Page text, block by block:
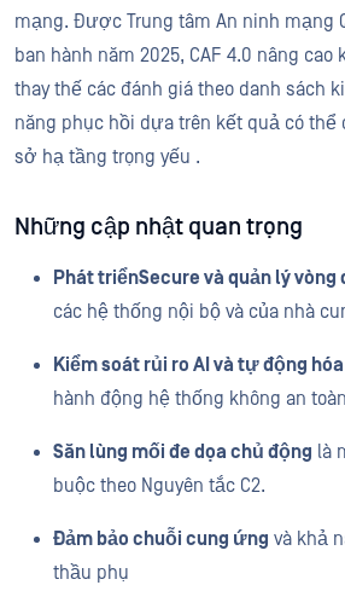
mạng. Được Trung tâm An ninh mạng
ban hành năm 2025, CAF 4.0 nâng cao
thay thế các đánh giá theo danh sách
năng phục hồi dựa trên kết quả có
sở hạ tầng trọng yếu .
Những cập nhật quan trọng
Phát triểnSecure và quản lý
các hệ thống nội bộ và của nhà
Kiểm soát rủi ro AI và tự động hóa
hành động hệ thống không an
Săn lùng mối đe dọa chủ động là
buộc theo Nguyên tắc C2.
Đảm bảo chuỗi cung ứng và khả
thầu phụ